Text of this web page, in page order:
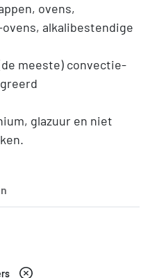
ovens,
alkalibestendige
meeste) convectie-
glazuur en niet